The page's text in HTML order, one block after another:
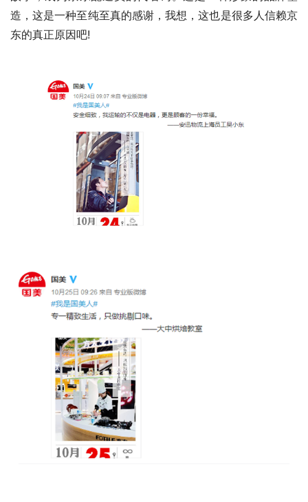
造，这是一种至纯至真的感谢，我想，这也是很多人信赖京
东的真正原因吧!